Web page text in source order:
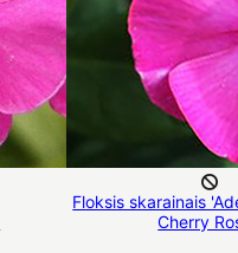
Floksis skarainais
Cherry